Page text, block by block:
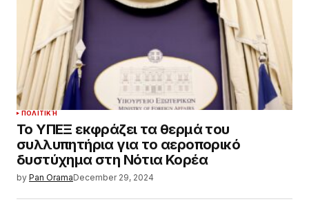
ΠΟΛΙΤΙΚΉ
Το ΥΠΕΞ εκφράζει τα θερμά του
συλλυπητήρια για το αεροπορικό
δυστύχημα στη Νότια Κορέα
by Pan OramaDecember 29, 2024